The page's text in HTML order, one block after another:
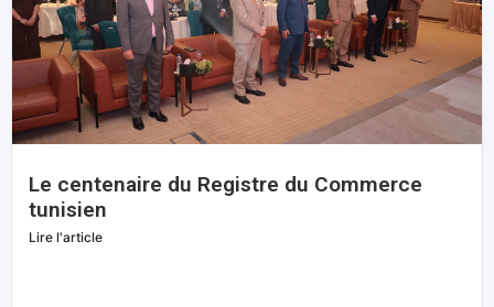
Le centenaire du Registre du Commerce
tunisien
Lire l'article